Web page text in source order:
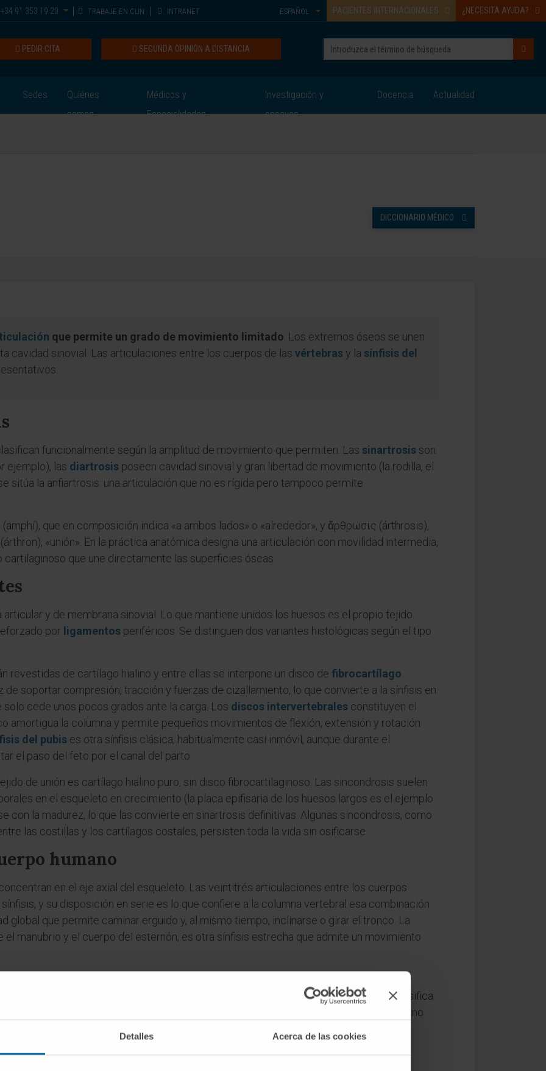
Detalles Acerca de las cookies
+34 91 353 19 20 TRABAJE EN CUN INTRANET PACIENTES INTERNACIONALES ¿NECESITA AYUDA?
ESPAÑOL
SEGUNDA OPINIÓN A DISTANCIA
PEDIR CITA
Sedes
Quiénes
somos
Médicos y
Especialidades
Investigación y
ensayos
Docencia Actualidad
DICCIONARIO MÉDICO
que permite un grado de movimiento limitado . Los extremos óseos se unen
cavidad sinovial. Las articulaciones entre los cuerpos de las vértebras y la sínfisis del
funcionalmente según la amplitud de movimiento que permiten. Las sinartrosis son
ejemplo), las diartrosis poseen cavidad sinovial y gran libertad de movimiento (la rodilla, el
sitúa la anfiartrosis: una articulación que no es rígida pero tampoco permite
que en composición indica «a ambos lados» o «alrededor», y ἄρθρωσις (árthrosis),
«unión». En la práctica anatómica designa una articulación con movilidad intermedia,
que une directamente las superficies óseas.
y de membrana sinovial. Lo que mantiene unidos los huesos es el propio tejido
por ligamentos periféricos. Se distinguen dos variantes histológicas según el tipo
revestidas de cartílago hialino y entre ellas se interpone un disco de fibrocartílago
de soportar compresión, tracción y fuerzas de cizallamiento, lo que convierte a la sínfisis en
cede unos pocos grados ante la carga. Los discos intervertebrales constituyen el
amortigua la columna y permite pequeños movimientos de flexión, extensión y rotación
del pubis es otra sínfisis clásica, habitualmente casi inmóvil, aunque durante el
el paso del feto por el canal del parto.
tejido de unión es cartílago hialino puro, sin disco fibrocartilaginoso. Las sincondrosis suelen
en el esqueleto en crecimiento (la placa epifisaria de los huesos largos es el ejemplo
con la madurez, lo que las convierte en sinartrosis definitivas. Algunas sincondrosis, como
las costillas y los cartílagos costales, persisten toda la vida sin osificarse.
humano
en el eje axial del esqueleto. Las veintitrés articulaciones entre los cuerpos
y su disposición en serie es lo que confiere a la columna vertebral esa combinación
global que permite caminar erguido y, al mismo tiempo, inclinarse o girar el tronco. La
el manubrio y el cuerpo del esternón, es otra sínfisis estrecha que admite un movimiento
peroné se unen mediante un
interóseo denso (unasindesmosis
), se clasifica
su movilidad muy restringida, aunque histológicamente sea una articulación fibrosa y no